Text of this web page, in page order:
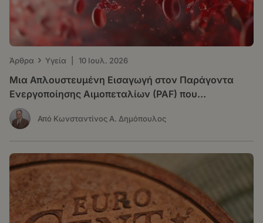
Άρθρα › Υγεία 10 Ιουλ. 2026
Μια Απλουστευμένη Εισαγωγή στον Παράγοντα
Ενεργοποίησης Αιμοπεταλίων (PAF) που
Δημιουργήθηκε από την Τεχνητή Νοημοσύνη για το
Ευρύ Κοινό, αλλά και για τους Επιστήμονες
Από Κωνσταντίνος Α. Δημόπουλος